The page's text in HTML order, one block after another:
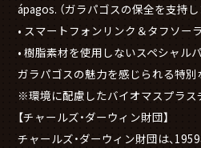
ápagos. （ガラパゴスの保全を支持し
• スマートフォンリンク＆タフソー
• 樹脂素材を使用しないスペシャル
ガラパゴスの魅力を感じられる特別
※環境に配慮したバイオマスプラス
【チャールズ・ダーウィン財団】
チャールズ・ダーウィン財団は、